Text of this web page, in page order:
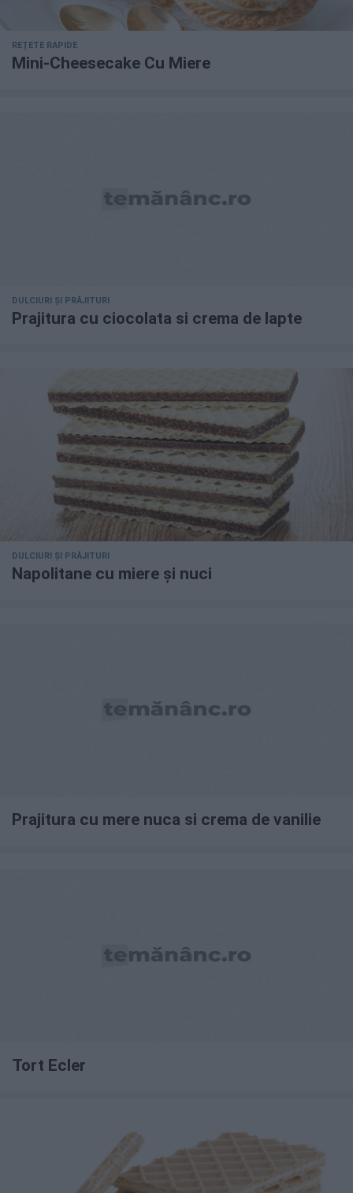
REȚETE RAPIDE
Mini-Cheesecake Cu Miere
DULCIURI ȘI PRĂJITURI
Prajitura cu ciocolata si crema de lapte
DULCIURI ȘI PRĂJITURI
Napolitane cu miere și nuci
Prajitura cu mere nuca si crema de vanilie
Tort Ecler